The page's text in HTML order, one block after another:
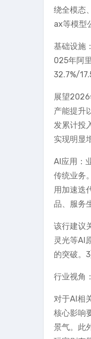
绕全模态
ax等模型
基础设施
025年阿
32.7%/
展望2026
产能提升
发累计投
实现明显
AI应用：
传统业务
用加速迭
品、服务
该行建议
灵光等AI
的突破。
行业视角
对于AI相
核心影响
景气。此